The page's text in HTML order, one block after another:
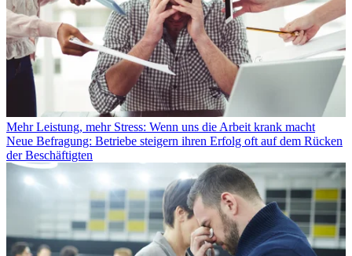
Mehr Leistung, mehr Stress: Wenn uns die Arbeit krank macht
Neue Befragung: Betriebe steigern ihren Erfolg oft auf dem Rücken
der Beschäftigten